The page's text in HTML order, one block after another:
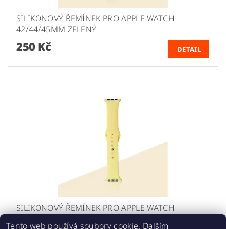
SILIKONOVÝ ŘEMÍNEK PRO APPLE WATCH
42/44/45MM ZELENÝ
250 Kč DETAIL
SILIKONOVÝ ŘEMÍNEK PRO APPLE WATCH
Tento web používá soubory cookie. Dalším